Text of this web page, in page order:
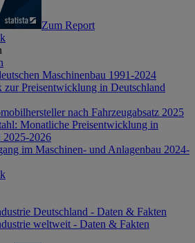
Zum Report
Maschinenbau 1991-2024
zur Preisentwicklung in Deutschland
nach Fahrzeugabsatz 2025
Monatliche Preisentwicklung in
2025-2026
im Maschinen- und Anlagenbau 2024-
Deutschland - Daten & Fakten
weltweit - Daten & Fakten